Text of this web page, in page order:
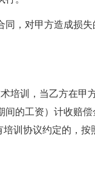
同，对甲方造成损
培训，当乙方在甲
的工资）计收赔
训协议约定的，按